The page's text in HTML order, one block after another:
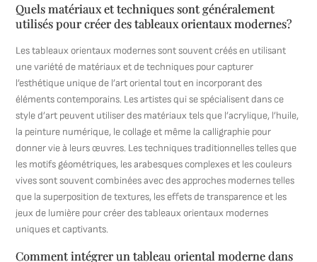
Quels matériaux et techniques sont généralement
utilisés pour créer des tableaux orientaux modernes?
Les tableaux orientaux modernes sont souvent créés en utilisant
une variété de matériaux et de techniques pour capturer
l’esthétique unique de l’art oriental tout en incorporant des
éléments contemporains. Les artistes qui se spécialisent dans ce
style d’art peuvent utiliser des matériaux tels que l’acrylique, l’huile,
la peinture numérique, le collage et même la calligraphie pour
donner vie à leurs œuvres. Les techniques traditionnelles telles que
les motifs géométriques, les arabesques complexes et les couleurs
vives sont souvent combinées avec des approches modernes telles
que la superposition de textures, les effets de transparence et les
jeux de lumière pour créer des tableaux orientaux modernes
uniques et captivants.
Comment intégrer un tableau oriental moderne dans